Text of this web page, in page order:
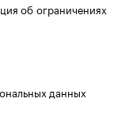
об ограничениях
данных